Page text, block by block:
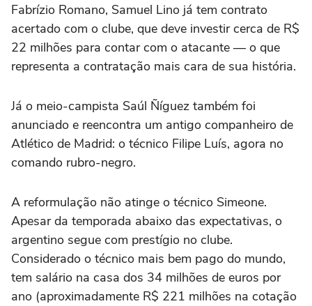
Fabrízio Romano, Samuel Lino já tem contrato
acertado com o clube, que deve investir cerca de R$
22 milhões para contar com o atacante — o que
representa a contratação mais cara de sua história.
Já o meio-campista Saúl Ñíguez também foi
anunciado e reencontra um antigo companheiro de
Atlético de Madrid: o técnico Filipe Luís, agora no
comando rubro-negro.
A reformulação não atinge o técnico Simeone.
Apesar da temporada abaixo das expectativas, o
argentino segue com prestígio no clube.
Considerado o técnico mais bem pago do mundo,
tem salário na casa dos 34 milhões de euros por
ano (aproximadamente R$ 221 milhões na cotação